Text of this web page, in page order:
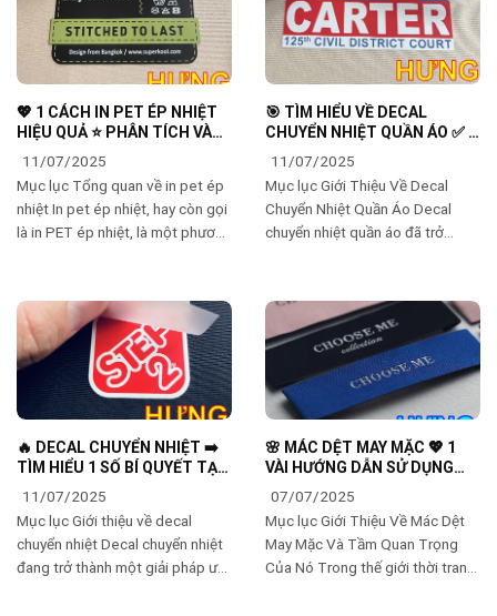
💖 1 CÁCH IN PET ÉP NHIỆT
HIỆU QUẢ ⭐️ PHÂN TÍCH VÀ
11/07/2025
Mục lục Tổng quan về in pet ép
nhiệt In pet ép nhiệt, hay còn gọi
là in PET ép nhiệt, là một phương
🎯 TÌM HIỂU VỀ DECAL
CHUYỂN NHIỆT QUẦN ÁO ✅ 1
MẶC ✨
11/07/2025
Mục lục Giới Thiệu Về Decal
Chuyển Nhiệt Quần Áo Decal
chuyển nhiệt quần áo đã trở
nhân hóa sản phẩm may
🔥 DECAL CHUYỂN NHIỆT ➡️
TÌM HIỂU 1 SỐ BÍ QUYẾT TẠO
11/07/2025
Mục lục Giới thiệu về decal
chuyển nhiệt Decal chuyển nhiệt
đang trở thành một giải pháp ưa
🌸 MÁC DỆT MAY MẶC 💖 1
VÀI HƯỚNG DẪN SỬ DỤNG
07/07/2025
Mục lục Giới Thiệu Về Mác Dệt
May Mặc Và Tầm Quan Trọng
Của Nó Trong thế giới thời trang